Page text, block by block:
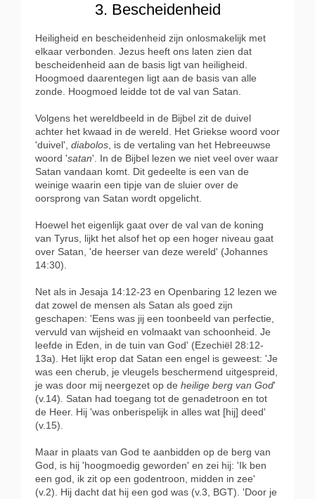
3. Bescheidenheid
Heiligheid en bescheidenheid zijn onlosmakelijk met
elkaar verbonden. Jezus heeft ons laten zien dat
bescheidenheid aan de basis ligt van heiligheid.
Hoogmoed daarentegen ligt aan de basis van alle
zonde. Hoogmoed leidde tot de val van Satan.
Volgens het wereldbeeld in de Bijbel zit de duivel
achter het kwaad in de wereld. Het Griekse woord voor
'duivel', diabolos, is de vertaling van het Hebreeuwse
woord 'satan'. In de Bijbel lezen we niet veel over waar
Satan vandaan komt. Dit gedeelte is een van de
weinige waarin een tipje van de sluier over de
oorsprong van Satan wordt opgelicht.
Hoewel het eigenlijk gaat over de val van de koning
van Tyrus, lijkt het alsof het op een hoger niveau gaat
over Satan, 'de heerser van deze wereld' (Johannes
14:30).
Net als in Jesaja 14:12-23 en Openbaring 12 lezen we
dat zowel de mensen als Satan als goed zijn
geschapen: 'Eens was jij een toonbeeld van perfectie,
vervuld van wijsheid en volmaakt van schoonheid. Je
leefde in Eden, in de tuin van God' (Ezechiël 28:12-
13a). Het lijkt erop dat Satan een engel is geweest: 'Je
was een cherub, je vleugels beschermend uitgespreid,
je was door mij neergezet op de heilige berg van God'
(v.14). Satan had toegang tot de genadetroon en tot
de Heer. Hij 'was onberispelijk in alles wat [hij] deed'
(v.15).
Maar in plaats van God te aanbidden op de berg van
God, is hij 'hoogmoedig geworden' en zei hij: 'Ik ben
een god, ik zit op een godentroon, midden in zee'
(v.2). Hij dacht dat hij een god was (v.3, BGT). 'Door je